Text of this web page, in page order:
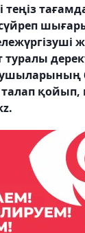
туралы
қойып,